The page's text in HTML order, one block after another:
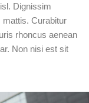
Dignissim
Curabitur
rhoncus aenean
Non nisi est sit